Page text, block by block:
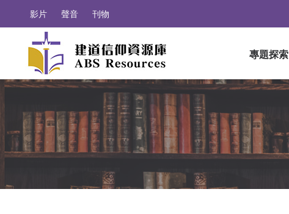
影片 聲音 刊物
專題探索